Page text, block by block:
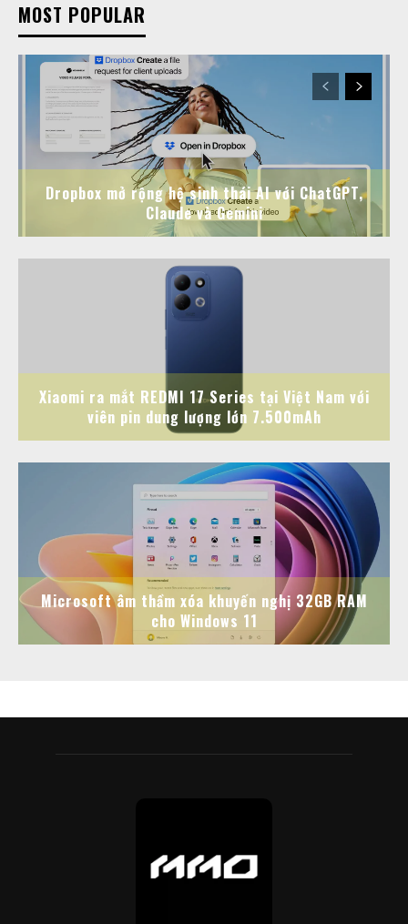
MOST POPULAR
Dropbox mở rộng hệ sinh thái AI với ChatGPT,
Claude và Gemini
Xiaomi ra mắt REDMI 17 Series tại Việt Nam với
viên pin dung lượng lớn 7.500mAh
Microsoft âm thầm xóa khuyến nghị 32GB RAM
cho Windows 11